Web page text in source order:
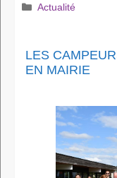
Catégories
Actualité
LES
EN MAIRIE